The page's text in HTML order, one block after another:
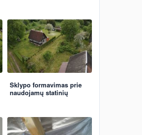
Sklypo formavimas prie
naudojamų statinių